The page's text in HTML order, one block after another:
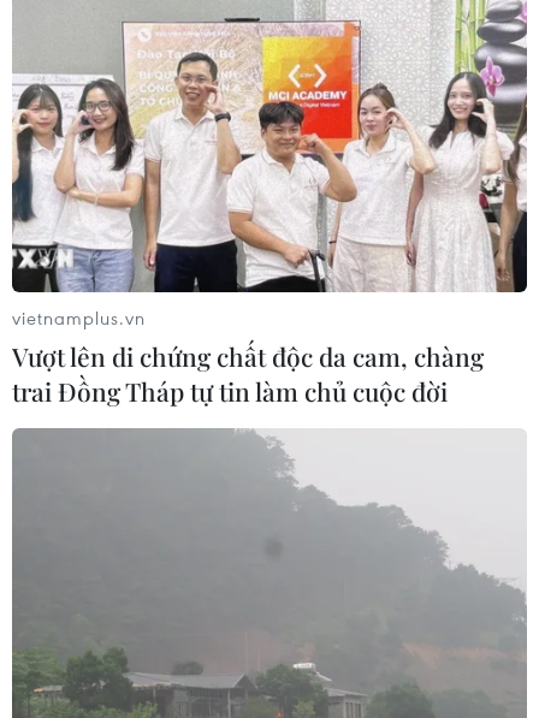
vietnamplus.vn
Vượt lên di chứng chất độc da cam, chàng
trai Đồng Tháp tự tin làm chủ cuộc đời